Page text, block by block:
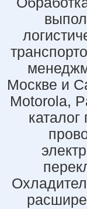
Москве и
Motorola,